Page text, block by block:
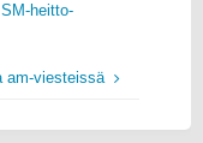
heitto-
am-viesteissä